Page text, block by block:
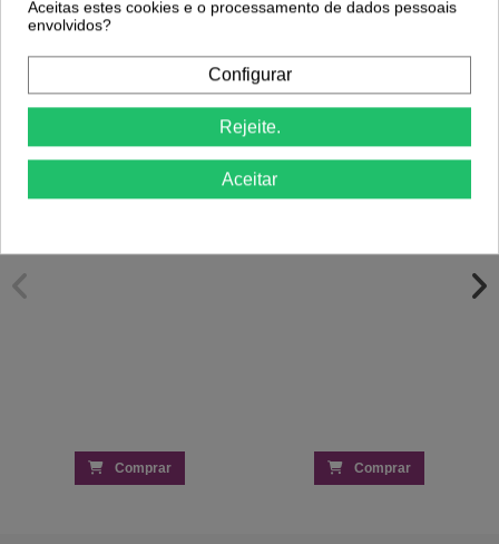
Clientes Que Compraram Este
Produto Também Compraram:
-30%
2,17 €
Comprar
-25%
7,57 €
Comprar
Aceitas estes cookies e o processamento de dados pessoais
envolvidos?
Configurar
Rejeite.
Aceitar